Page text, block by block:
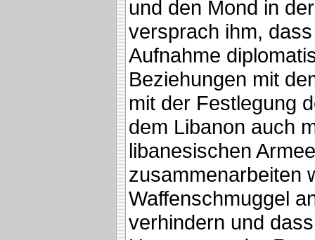
und den Mond in
versprach ihm,
Aufnahme
Beziehungen mit
mit der Festlegung
dem Libanon auch
libanesischen Armee
zusammenarbeiten
Waffenschmuggel
verhindern und